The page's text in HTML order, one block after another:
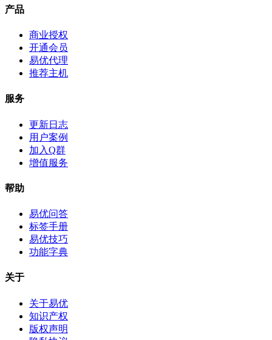
产品
商业授权
开通会员
易优代理
推荐主机
服务
更新日志
用户案例
加入Q群
增值服务
帮助
易优问答
标签手册
易优技巧
功能字典
关于
关于易优
知识产权
版权声明